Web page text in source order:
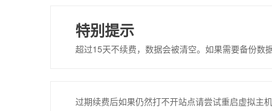
特别提示
超过15天不续费，数据会被清空。如果需要备份数
过期续费后如果仍然打不开站点请尝试重启虚拟主